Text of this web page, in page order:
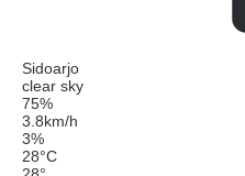
Sidoarjo
clear sky
75%
3.8km/h
3%
28°C